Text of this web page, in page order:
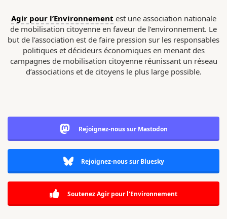
Agir pour l’Environnement est une association nationale
de mobilisation citoyenne en faveur de l’environnement. Le
but de l’association est de faire pression sur les responsables
politiques et décideurs économiques en menant des
campagnes de mobilisation citoyenne réunissant un réseau
d’associations et de citoyens le plus large possible.
Rejoignez-nous sur Mastodon
Rejoignez-nous sur Bluesky
Soutenez Agir pour l'Environnement